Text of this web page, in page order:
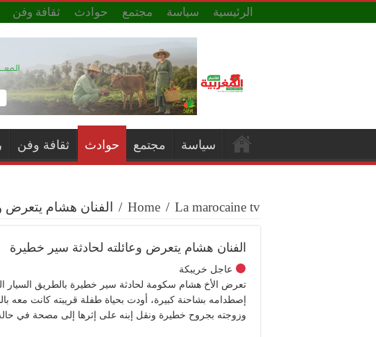
الرئيسية سياسة مجتمع حوادث ثقافة وفن
سياسة مجتمع حوادث ثقافة وفن
Home / La marocaine tv
/ الفنان هشام يتعرض
الفنان هشام يتعرض وعائلته لحادثة سير خطيرة
عاجل خريبكة
تعرض الأخ هشام سكومة لحادثة سير خطيرة بالطريق السيار
إصطدامه بشاحنة كبيرة، أودت بحياة طفلة قريبته كانت معه
وزوجته بجروح خطيرة ونقل إبنه على إثرها إلى مصحة في